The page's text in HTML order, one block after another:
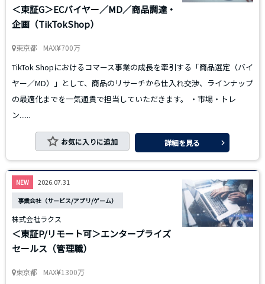
＜東証G＞ECバイヤー／MD／商品調達・
企画（TikTokShop）
東京都 MAX 700万
TikTok Shopにおけるコマース事業の成長を牽引する「商品選定（バイ
ヤー／MD）」として、商品のリサーチから仕入れ交渉、ラインナップ
の最適化までを一気通貫で担当していただきます。 ・市場・トレ
ン......
お気に入りに追加 詳細を見る
NEW 2026.07.31
事業会社（サービス/アプリ/ゲーム）
株式会社ラクス
＜東証P/リモート可＞エンタープライズ
セールス（管理職）
東京都 MAX 1300万